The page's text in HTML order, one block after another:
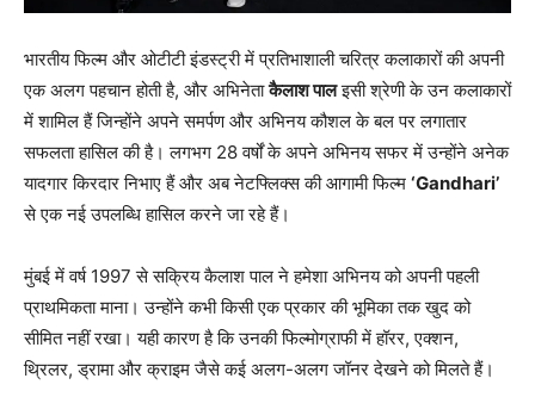
भारतीय फिल्म और ओटीटी इंडस्ट्री में प्रतिभाशाली चरित्र कलाकारों की अपनी
एक अलग पहचान होती है, और अभिनेताकैलाश पालइसी श्रेणी के उन कलाकारों
में शामिल हैं जिन्होंने अपने समर्पण और अभिनय कौशल के बल पर लगातार
सफलता हासिल की है। लगभग 28 वर्षों के अपने अभिनय सफर में उन्होंने अनेक
यादगार किरदार निभाए हैं और अब नेटफ्लिक्स की आगामी फिल्म ‘Gandhari’
से एक नई उपलब्धि हासिल करने जा रहे हैं।
मुंबई में वर्ष 1997 से सक्रिय कैलाश पाल ने हमेशा अभिनय को अपनी पहली
प्राथमिकता माना। उन्होंने कभी किसी एक प्रकार की भूमिका तक खुद को
सीमित नहीं रखा। यही कारण है कि उनकी फिल्मोग्राफी में हॉरर, एक्शन,
थ्रिलर, ड्रामा और क्राइम जैसे कई अलग-अलग जॉनर देखने को मिलते हैं।